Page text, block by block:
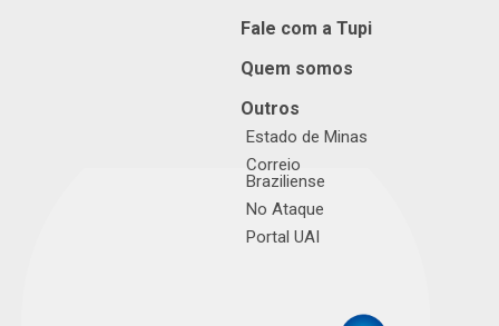
Fale com a Tupi
Quem somos
Outros
Estado de Minas
Correio
Braziliense
No Ataque
Portal UAI